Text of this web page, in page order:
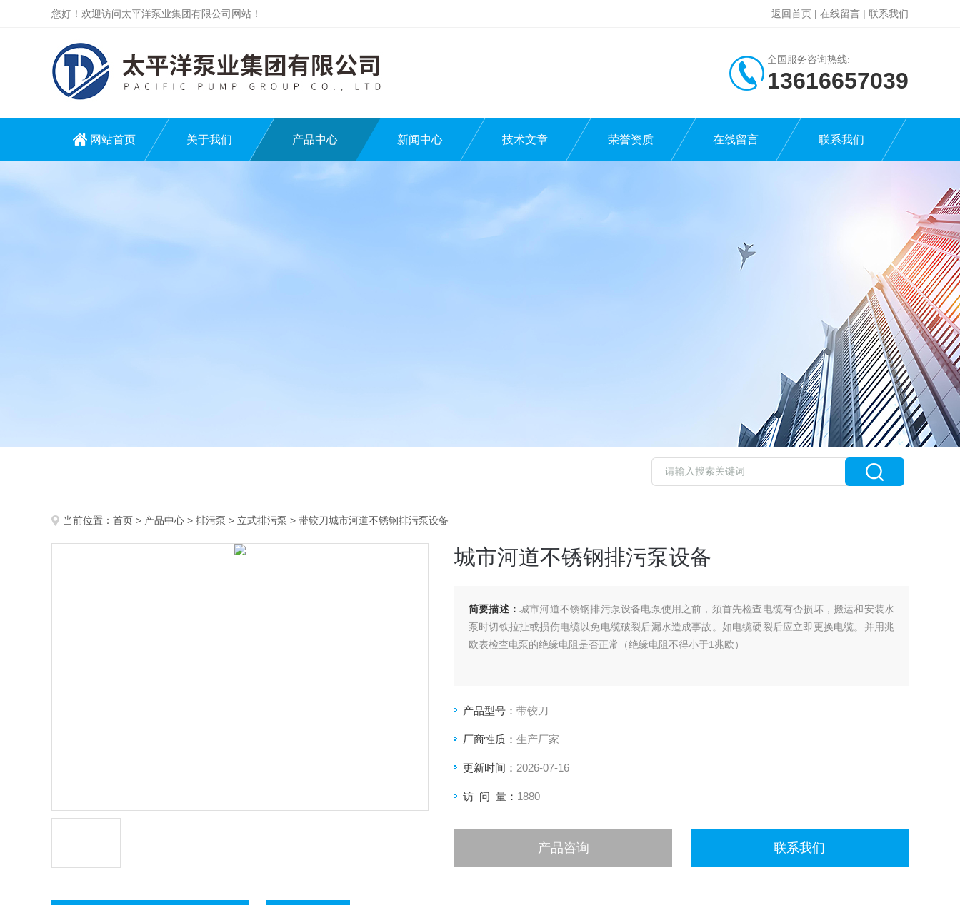
您好！欢迎访问太平洋泵业集团有限公司网站！ 返回首页 | 在线留言 | 联系我们
全国服务咨询热线:
13616657039
网站首页 关于我们 产品中心 新闻中心 技术文章 荣誉资质 在线留言 联系我们
当前位置： 首页 > 产品中心 > 排污泵 > 立式排污泵 > 带铰刀城市河道不锈钢排污泵设备
城市河道不锈钢排污泵设备
简要描述： 城市河道不锈钢排污泵设备电泵使用之前，须首先检查电缆有否损坏，搬运和安装水
泵时切铁拉扯或损伤电缆以免电缆破裂后漏水造成事故。如电缆硬裂后应立即更换电缆。并用兆
欧表检查电泵的绝缘电阻是否正常（绝缘电阻不得小于1兆欧）
产品型号： 带铰刀
厂商性质： 生产厂家
更新时间： 2026-07-16
访 问 量： 1880
产品咨询 联系我们